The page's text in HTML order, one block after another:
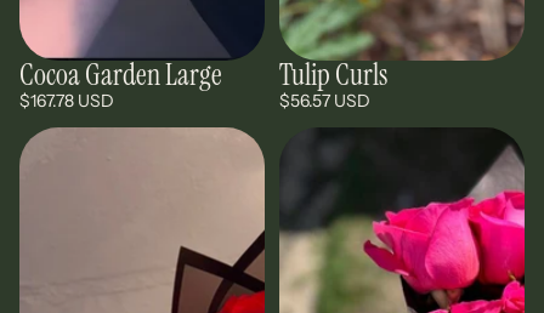
Cocoa Garden Large
$167.78 USD
Tulip Curls
$56.57 USD